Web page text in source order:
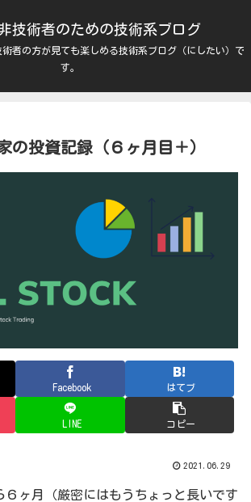
技術者のための技術系ブログ
者の方が見ても楽しめる技術系ブログ（にしたい）で
す。
の投資記録（６ヶ月目＋）
Facebook はてブ
LINE コピー
2021.06.29
６ヶ月（厳密にはもうちょっと長いです